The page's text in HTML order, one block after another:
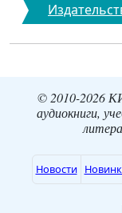
© 2010-2026
аудиокниги,
Новости